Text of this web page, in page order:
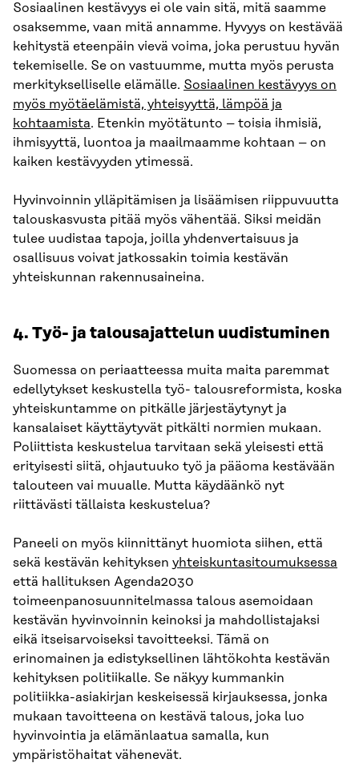
Sosiaalinen kestävyys ei ole vain sitä, mitä saamme
osaksemme, vaan mitä annamme. Hyvyys on kestävää
kehitystä eteenpäin vievä voima, joka perustuu hyvän
tekemiselle. Se on vastuumme, mutta myös perusta
merkitykselliselle elämälle. Sosiaalinen kestävyys on
myös myötäelämistä, yhteisyyttä, lämpöä ja
kohtaamista. Etenkin myötätunto – toisia ihmisiä,
ihmisyyttä, luontoa ja maailmaamme kohtaan – on
kaiken kestävyyden ytimessä.
Hyvinvoinnin ylläpitämisen ja lisäämisen riippuvuutta
talouskasvusta pitää myös vähentää. Siksi meidän
tulee uudistaa tapoja, joilla yhdenvertaisuus ja
osallisuus voivat jatkossakin toimia kestävän
yhteiskunnan rakennusaineina.
4. Työ- ja talousajattelun uudistuminen
Suomessa on periaatteessa muita maita paremmat
edellytykset keskustella työ- talousreformista, koska
yhteiskuntamme on pitkälle järjestäytynyt ja
kansalaiset käyttäytyvät pitkälti normien mukaan.
Poliittista keskustelua tarvitaan sekä yleisesti että
erityisesti siitä, ohjautuuko työ ja pääoma kestävään
talouteen vai muualle. Mutta käydäänkö nyt
riittävästi tällaista keskustelua?
Paneeli on myös kiinnittänyt huomiota siihen, että
sekä kestävän kehityksen yhteiskuntasitoumuksessa
että hallituksen Agenda2030
toimeenpanosuunnitelmassa talous asemoidaan
kestävän hyvinvoinnin keinoksi ja mahdollistajaksi
eikä itseisarvoiseksi tavoitteeksi. Tämä on
erinomainen ja edistyksellinen lähtökohta kestävän
kehityksen politiikalle. Se näkyy kummankin
politiikka-asiakirjan keskeisessä kirjauksessa, jonka
mukaan tavoitteena on kestävä talous, joka luo
hyvinvointia ja elämänlaatua samalla, kun
ympäristöhaitat vähenevät.